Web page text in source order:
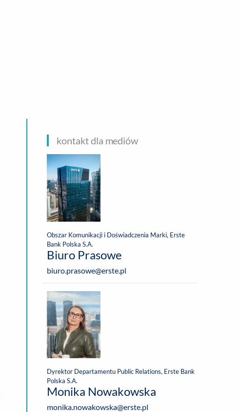
kontakt dla mediów
Obszar Komunikacji i Doświadczenia Marki, Erste
Bank Polska S.A.
Biuro Prasowe
biuro.prasowe@erste.pl
Dyrektor Departamentu Public Relations, Erste Bank
Polska S.A.
Monika Nowakowska
monika.nowakowska@erste.pl